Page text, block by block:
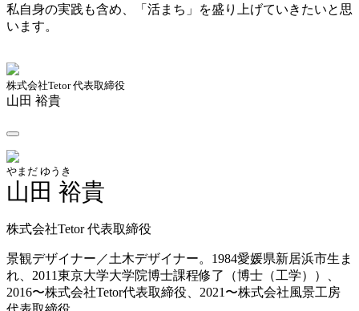
私自身の実践も含め、「活まち」を盛り上げていきたいと思
います。
株式会社Tetor 代表取締役
山田 裕貴
やまだ ゆうき
山田 裕貴
株式会社Tetor 代表取締役
景観デザイナー／土木デザイナー。1984愛媛県新居浜市生ま
れ、2011東京大学大学院博士課程修了（博士（工学））、
2016〜株式会社Tetor代表取締役、2021〜株式会社風景工房